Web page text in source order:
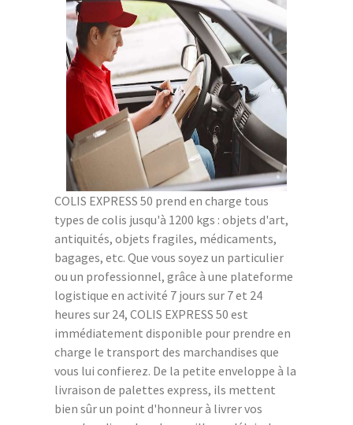
COLIS EXPRESS 50 prend en charge tous
types de colis jusqu'à 1200 kgs : objets d'art,
antiquités, objets fragiles, médicaments,
bagages, etc. Que vous soyez un particulier
ou un professionnel, grâce à une plateforme
logistique en activité 7 jours sur 7 et 24
heures sur 24, COLIS EXPRESS 50 est
immédiatement disponible pour prendre en
charge le transport des marchandises que
vous lui confierez. De la petite enveloppe à la
livraison de palettes express, ils mettent
bien sûr un point d'honneur à livrer vos